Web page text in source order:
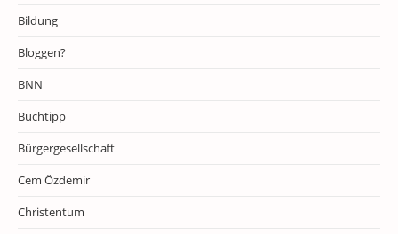
Bildung
Bloggen?
BNN
Buchtipp
Bürgergesellschaft
Cem Özdemir
Christentum